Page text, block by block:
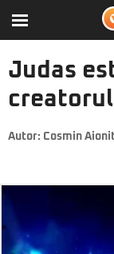
Judas
Autor: Cosmin